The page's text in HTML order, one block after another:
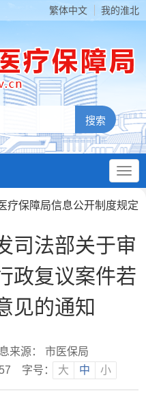
繁体中文 我的淮北
疗保障局信息公开制度规定
司法部关于审
政复议案件若
见的通知
来源： 市医保局
字号： 大 中 小